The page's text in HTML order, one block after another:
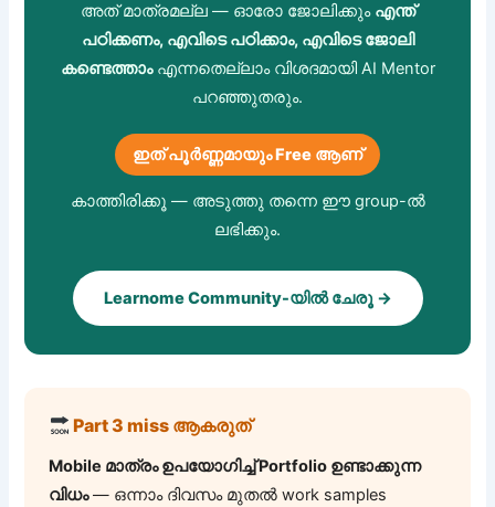
അത് മാത്രമല്ല — ഓരോ ജോലിക്കും എന്ത്
പഠിക്കണം, എവിടെ പഠിക്കാം, എവിടെ ജോലി
കണ്ടെത്താംഎന്നതെല്ലാം വിശദമായി AI Mentor
പറഞ്ഞുതരും.
ഇത് പൂർണ്ണമായും Free ആണ്
കാത്തിരിക്കൂ — അടുത്തു തന്നെ ഈ group-ൽ
ലഭിക്കും.
Learnome Community-യിൽ ചേരൂ →
Part 3 miss ആകരുത്
Mobile മാത്രം ഉപയോഗിച്ച് Portfolio ഉണ്ടാക്കുന്ന
വിധം— ഒന്നാം ദിവസം മുതൽ work samples